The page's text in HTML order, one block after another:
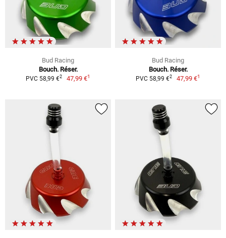
Bud Racing
Bouch. Réser.
PVC 58,99 €2 47,99 €1
Bud Racing
Bouch. Réser.
PVC 58,99 €2 47,99 €1